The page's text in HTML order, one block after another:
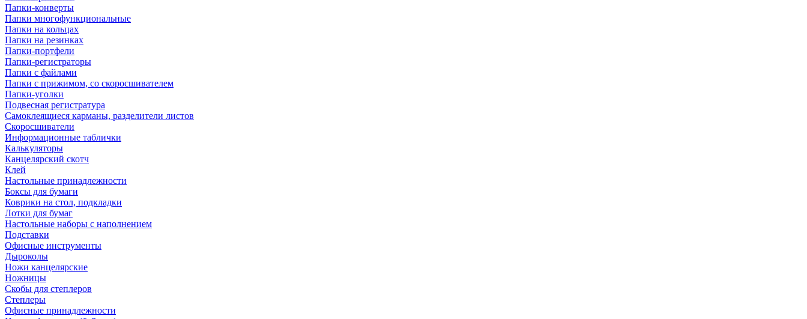
Папки-конверты
Папки многофункциональные
Папки на кольцах
Папки на резинках
Папки-портфели
Папки-регистраторы
Папки с файлами
Папки с прижимом, со скоросшивателем
Папки-уголки
Подвесная регистратура
Самоклеящиеся карманы, разделители листов
Скоросшиватели
Информационные таблички
Калькуляторы
Канцелярский скотч
Клей
Настольные принадлежности
Боксы для бумаги
Коврики на стол, подкладки
Лотки для бумаг
Настольные наборы с наполнением
Подставки
Офисные инструменты
Дыроколы
Ножи канцелярские
Ножницы
Скобы для степлеров
Степлеры
Офисные принадлежности